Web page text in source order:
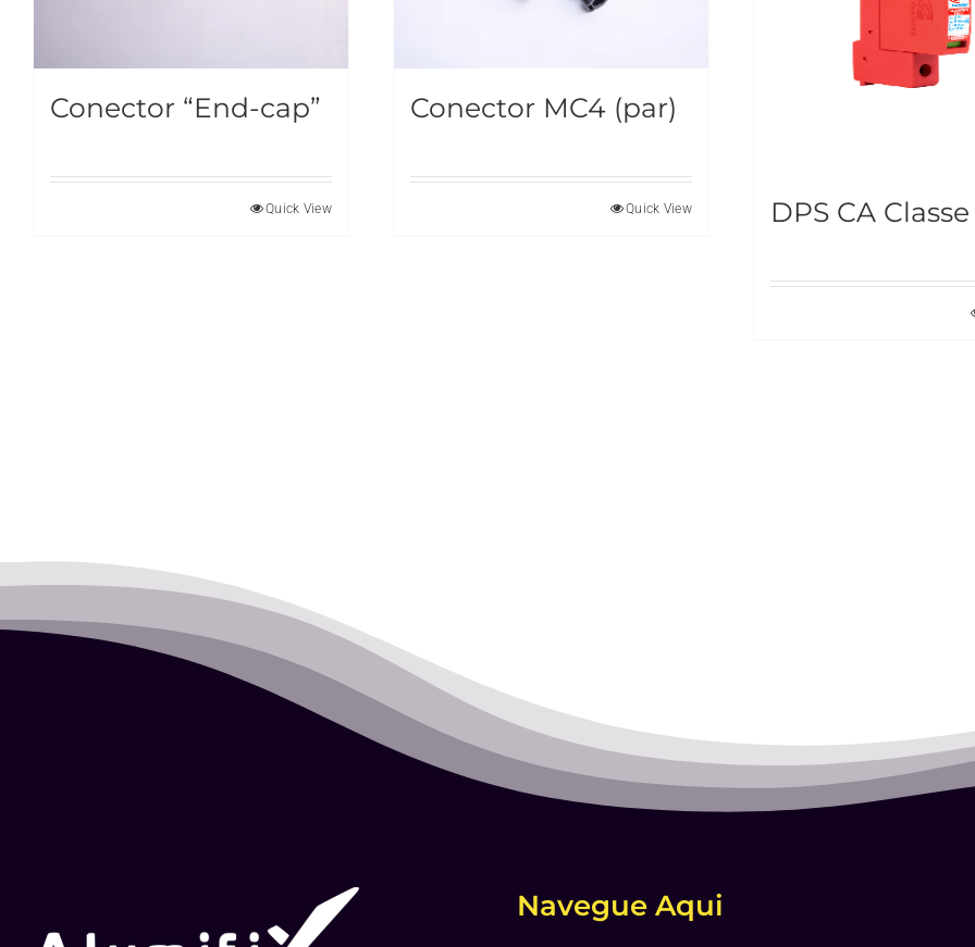
Conector “End-cap”
Quick View
Conector MC4 (par)
Quick View DPS CA
Navegue Aqui